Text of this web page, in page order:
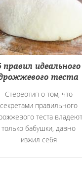
правил идеального
теста
Стереотип о том, что
секретами правильного
теста владеют
только бабушки, давно
изжил себя